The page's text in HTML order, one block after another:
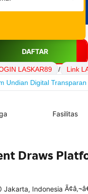
DAFTAR
LASKAR89 /
Link
Undian Digital Transparan
Fasilitas
Draws
Jakarta, Indonesia